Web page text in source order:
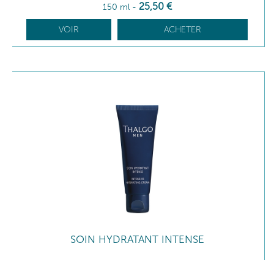
150 ml - 25,50 €
VOIR ACHETER
SOIN HYDRATANT INTENSE